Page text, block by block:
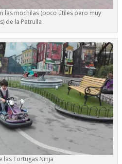
las mochilas (poco útiles pero muy
de la Patrulla
las Tortugas Ninja